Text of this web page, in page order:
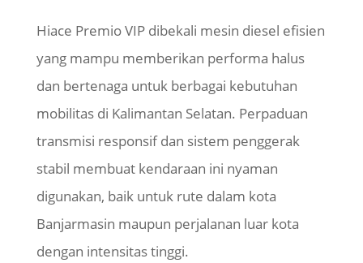
Hiace Premio VIP dibekali mesin diesel efisien
yang mampu memberikan performa halus
dan bertenaga untuk berbagai kebutuhan
mobilitas di Kalimantan Selatan. Perpaduan
transmisi responsif dan sistem penggerak
stabil membuat kendaraan ini nyaman
digunakan, baik untuk rute dalam kota
Banjarmasin maupun perjalanan luar kota
dengan intensitas tinggi.